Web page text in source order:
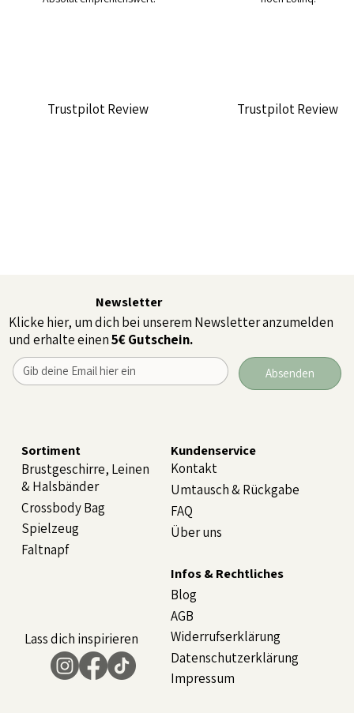
Trustpilot Review Trustpilot Review
Sortiment
Brustgeschirre, Leinen
& Halsbänder
Crossbody Bag
Spielzeug
Faltnapf
Kundenservice
Kontakt
Über uns
Umtausch & Rückgabe
FAQ
Newsletter
Klicke hier, um dich bei unserem Newsletter anzumelden
und erhalte einen5€ Gutschein.
Absenden
Infos & Rechtliches
Blog
AGB
Widerrufserklärung
Datenschutzerklärung
Impressum
Lass dich inspirieren